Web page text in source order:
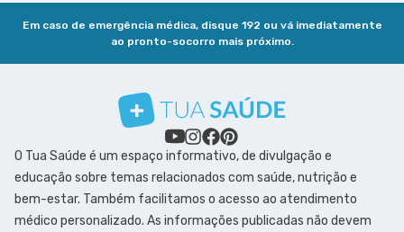
Em caso de emergência médica, disque 192 ou vá imediatamente
ao pronto-socorro mais próximo.
O Tua Saúde é um espaço informativo, de divulgação e
educação sobre temas relacionados com saúde, nutrição e
bem-estar. Também facilitamos o acesso ao atendimento
médico personalizado. As informações publicadas não devem